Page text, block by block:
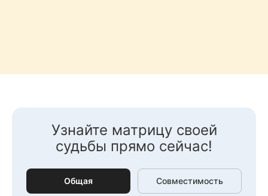
Узнайте матрицу своей
судьбы прямо сейчас!
Общая Совместимость